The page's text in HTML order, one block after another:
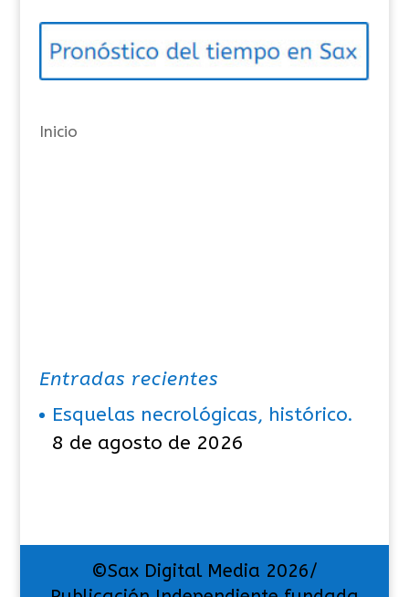
o
í
s
Inicio
Entradas recientes
Esquelas necrológicas, histórico.
8 de agosto de 2026
©Sax Digital Media 2026/